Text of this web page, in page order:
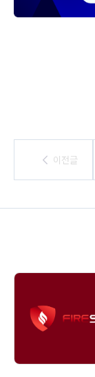
이전글
이전글